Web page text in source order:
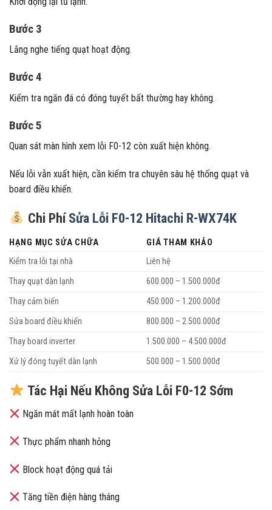
Bước 3
Lắng nghe tiếng quạt hoạt động.
Bước 4
Kiểm tra ngăn đá có đóng tuyết bất thường hay không.
Bước 5
Quan sát màn hình xem lỗi F0-12 còn xuất hiện không.
Nếu lỗi vẫn xuất hiện, cần kiểm tra chuyên sâu hệ thống quạt và
board điều khiển.
Chi PhíSửa Lỗi F0-12 Hitachi R-WX74K
HẠNG MỤC SỬA CHỮA
GIÁ THAM KHẢO
Kiểm tra lỗi tại nhà
Liên hệ
Thay quạt dàn lạnh
600.000 – 1.500.000đ
Thay cảm biến
450.000 – 1.200.000đ
Sửa board điều khiển
800.000 – 2.500.000đ
Thay board inverter
1.500.000 – 4.500.000đ
Xử lý đóng tuyết dàn lạnh
500.000 – 1.500.000đ
Tác Hại Nếu Không Sửa Lỗi F0-12 Sớm
Ngăn mát mất lạnh hoàn toàn
Thực phẩm nhanh hỏng
Block hoạt động quá tải
Tăng tiền điện hàng tháng